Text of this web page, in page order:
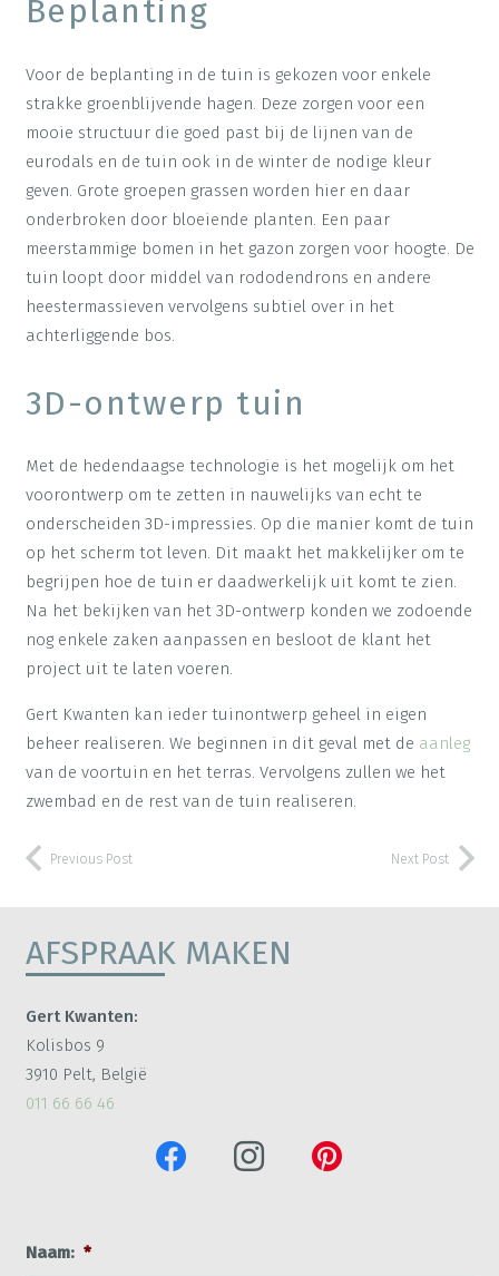
Beplanting
Voor de beplanting in de tuin is gekozen voor enkele
strakke groenblijvende hagen. Deze zorgen voor een
mooie structuur die goed past bij de lijnen van de
eurodals en de tuin ook in de winter de nodige kleur
geven. Grote groepen grassen worden hier en daar
onderbroken door bloeiende planten. Een paar
meerstammige bomen in het gazon zorgen voor hoogte. De
tuin loopt door middel van rododendrons en andere
heestermassieven vervolgens subtiel over in het
achterliggende bos.
3D-ontwerp tuin
Met de hedendaagse technologie is het mogelijk om het
voorontwerp om te zetten in nauwelijks van echt te
onderscheiden 3D-impressies. Op die manier komt de tuin
op het scherm tot leven. Dit maakt het makkelijker om te
begrijpen hoe de tuin er daadwerkelijk uit komt te zien.
Na het bekijken van het 3D-ontwerp konden we zodoende
nog enkele zaken aanpassen en besloot de klant het
project uit te laten voeren.
Gert Kwanten kan ieder tuinontwerp geheel in eigen
beheer realiseren. We beginnen in dit geval met de aanleg
van de voortuin en het terras. Vervolgens zullen we het
zwembad en de rest van de tuin realiseren.
Previous Post Next Post
AFSPRAAK MAKEN
Gert Kwanten:
Kolisbos 9
3910 Pelt, België
011 66 66 46
Naam: *